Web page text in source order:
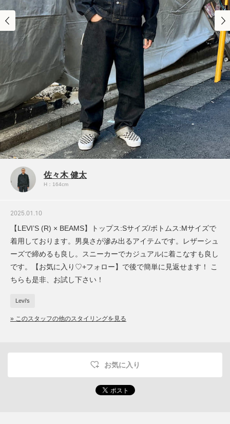
佐々木 健太
H：164cm
2025.01.10
【LEVI’S (R) × BEAMS】トップス:Sサイズ/ボトムス:Mサイズで
着用しております。男臭さが滲み出るアイテムです。レザーシュ
ーズで締めるも良し。スニーカーでカジュアルに着こなすも良し
です。【お気に入り♡+フォロー】で後で簡単に見返せます！ こ
ちらも是非、お試し下さい！
Levi's
» このスタッフの他のスタイリングを見る
お気に入り